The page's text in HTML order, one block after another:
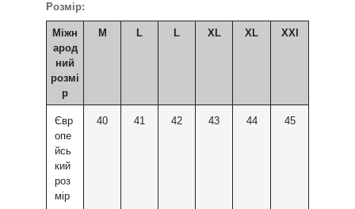
Розмір:
Міжн
арод
ний
розмі
р
M L L XL XL XXl
Євр
опе
йсь
кий
роз
мір
40 41 42 43 44 45